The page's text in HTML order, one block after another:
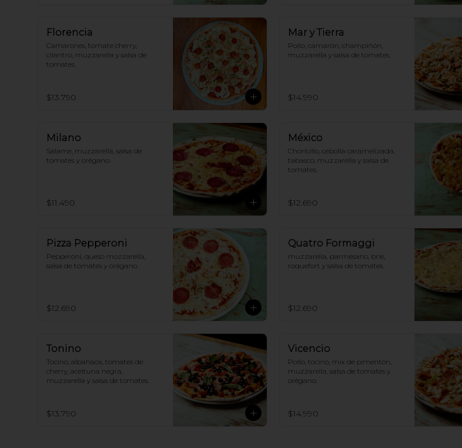
Florencia
Camarones, tomate cherry,
cilantro, muzzarella y salsa de
tomates.
$13.790
Mar y Tierra
Pollo, camarón, champiñón,
muzzarella y salsa de tomates.
$14.990
Milano
Salame, muzzarella, salsa de
tomates y orégano.
$11.490
México
Choricillo, cebolla caramelizada,
tabasco, muzzarella y salsa de
tomates.
$12.690
Pizza Pepperoni
Pepperoni, queso mozzarella,
salsa de tomates y orégano
$12.690
Quatro Formaggi
muzzarella, parmesano, brie,
roquefort y salsa de tomates.
$12.690
Tonino
Tocino, albahaca, tomates de
cherry, aceituna negra,
muzzarella y salsa de tomates.
$13.790
Vicencio
Pollo, tocino, mix de pimentón,
muzzarella, salsa de tomates y
orégano.
$14.990